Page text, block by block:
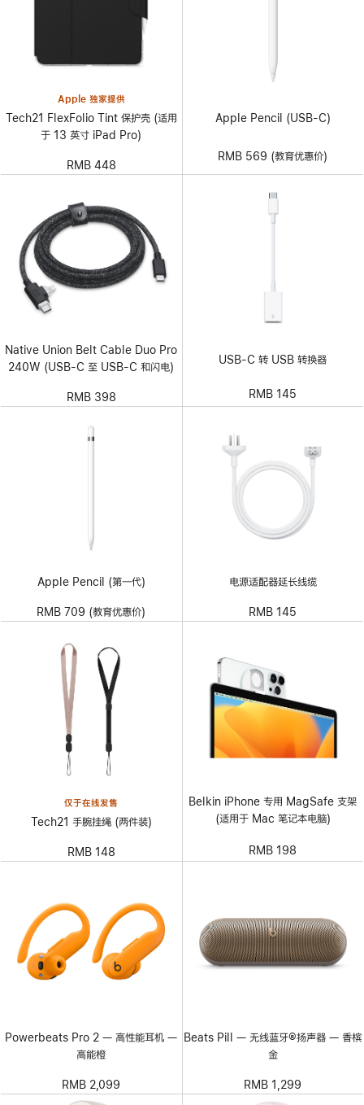
Apple 独家提供
Tech21 FlexFolio Tint 保护壳 (适用
于 13 英寸 iPad Pro)
RMB 448
Apple Pencil (USB-C)
RMB 569 (教育优惠价)
Native Union Belt Cable Duo Pro
240W (USB-C 至 USB-C 和闪电)
RMB 398
USB-C 转 USB 转换器
RMB 145
Apple Pencil (第一代)
RMB 709 (教育优惠价)
电源适配器延长线缆
RMB 145
仅于在线发售
Tech21 手腕挂绳 (两件装)
RMB 148
Belkin iPhone 专用 MagSafe 支架
(适用于 Mac 笔记本电脑)
RMB 198
Powerbeats Pro 2 — 高性能耳机 —
高能橙
RMB 2,099
Beats Pill — 无线蓝牙®扬声器 — 香槟
金
RMB 1,299